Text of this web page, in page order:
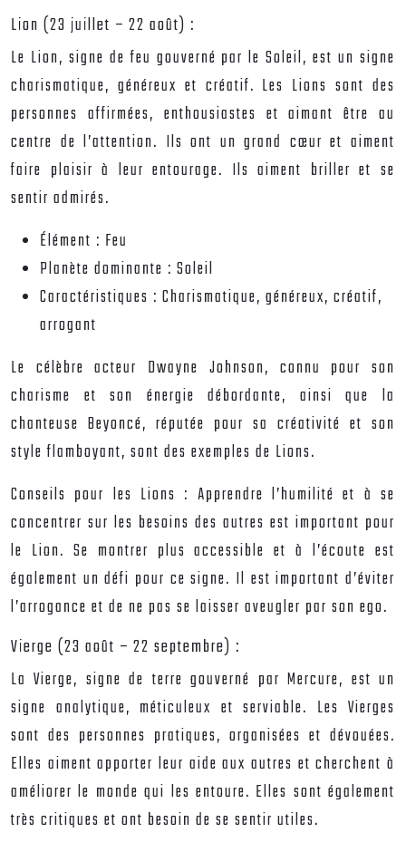
Lion (23 juillet – 22 août) :
Le Lion, signe de feu gouverné par le Soleil, est un signe
charismatique, généreux et créatif. Les Lions sont des
personnes affirmées, enthousiastes et aimant être au
centre de l’attention. Ils ont un grand cœur et aiment
faire plaisir à leur entourage. Ils aiment briller et se
sentir admirés.
Élément : Feu
Planète dominante : Soleil
Caractéristiques : Charismatique, généreux, créatif,
arrogant
Le célèbre acteur Dwayne Johnson, connu pour son
charisme et son énergie débordante, ainsi que la
chanteuse Beyoncé, réputée pour sa créativité et son
style flamboyant, sont des exemples de Lions.
Conseils pour les Lions : Apprendre l’humilité et à se
concentrer sur les besoins des autres est important pour
le Lion. Se montrer plus accessible et à l’écoute est
également un défi pour ce signe. Il est important d’éviter
l’arrogance et de ne pas se laisser aveugler par son ego.
Vierge (23 août – 22 septembre) :
La Vierge, signe de terre gouverné par Mercure, est un
signe analytique, méticuleux et serviable. Les Vierges
sont des personnes pratiques, organisées et dévouées.
Elles aiment apporter leur aide aux autres et cherchent à
améliorer le monde qui les entoure. Elles sont également
très critiques et ont besoin de se sentir utiles.